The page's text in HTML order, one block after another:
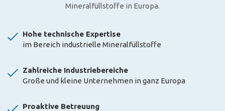
Mineralfüllstoffe in Europa.
Hohe technische Expertise
im Bereich industrielle Mineralfüllstoffe
Zahlreiche Industriebereiche
Große und kleine Unternehmen in ganz Europa
Proaktive Betreuung